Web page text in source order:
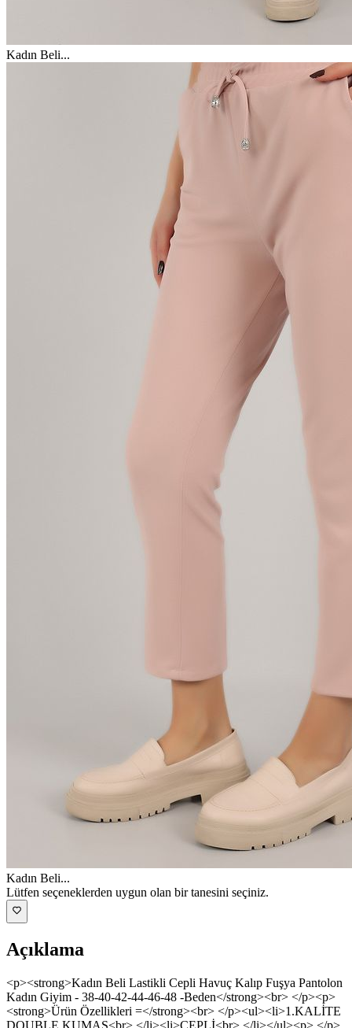
Kadın Beli...
Kadın Beli...
Lütfen seçeneklerden uygun olan bir tanesini seçiniz.
Açıklama
<p><strong>Kadın Beli Lastikli Cepli Havuç Kalıp Fuşya Pantolon
Kadın Giyim - 38-40-42-44-46-48 -Beden</strong><br> </p><p>
<strong>Ürün Özellikleri =</strong><br> </p><ul><li>1.KALİTE
DOUBLE KUMAŞ<br> </li><li>CEPLİ<br> </li></ul><p> </p>